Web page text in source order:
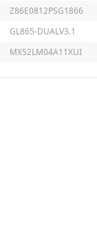
Z86E0812PSG1866
GL865-DUALV3.1
MX52LM04A11XUI